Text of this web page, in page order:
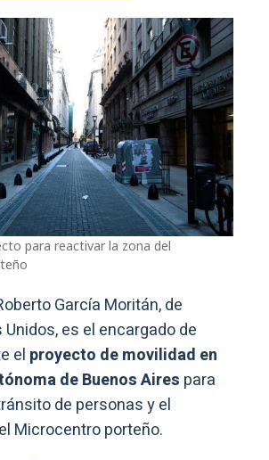
para reactivar la zona del
García Moritán, de
es el encargado de
el proyecto de movilidad en
de Buenos Aires para
de personas y el
Microcentro porteño.